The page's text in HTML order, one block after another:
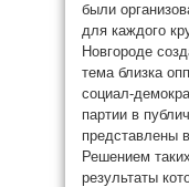
были
для каждого
Новгороде
тема близка
социал-
партии в
представлены
Решением
результаты